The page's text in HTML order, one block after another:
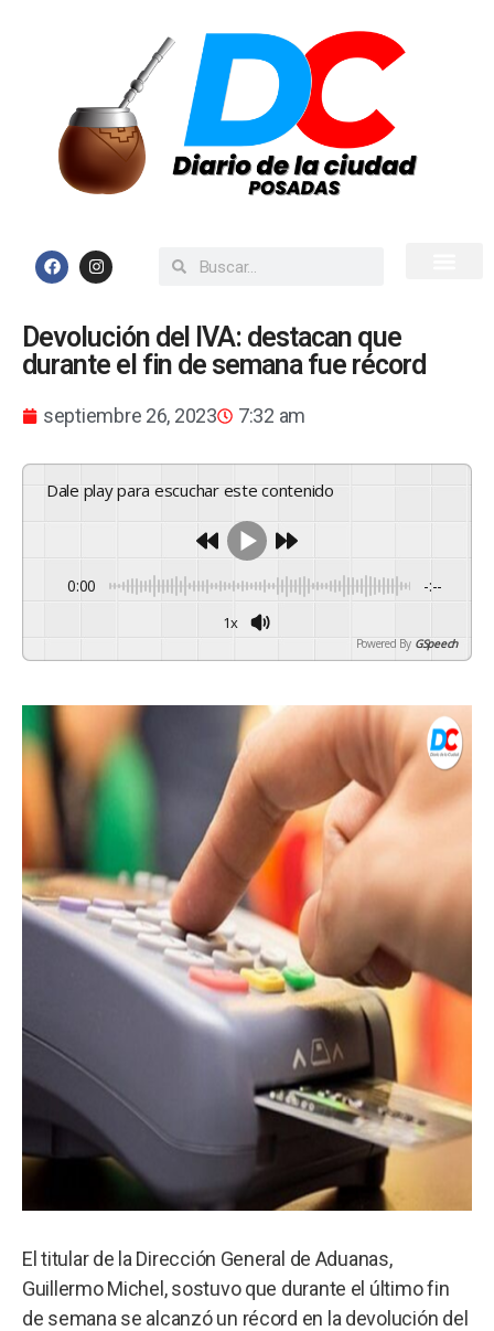
Devolución del IVA: destacan que
durante el fin de semana fue récord
septiembre 26, 2023 7:32 am
Dale play para escuchar este contenido
0:00 -:--
1x
Powered By GSpeech
El titular de la Dirección General de Aduanas,
Guillermo Michel, sostuvo que durante el último fin
de semana se alcanzó un récord en la devolución del